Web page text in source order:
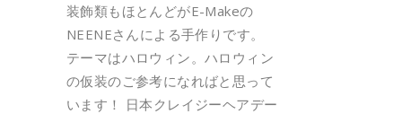
装飾類もほとんどがE-Makeの
NEENEさんによる手作りです。
テーマはハロウィン。ハロウィン
の仮装のご参考になればと思って
います！ 日本クレイジーヘアデー